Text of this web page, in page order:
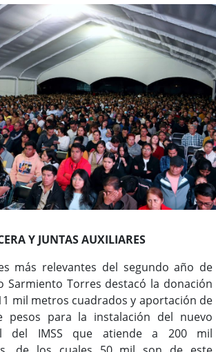
Y JUNTAS AUXILIARES
más relevantes del segundo año de
Sarmiento Torres destacó la donación
mil metros cuadrados y aportación de
pesos para la instalación del nuevo
del IMSS que atiende a 200 mil